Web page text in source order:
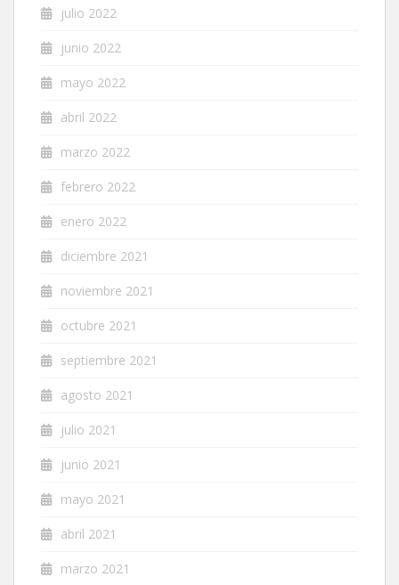
julio 2022
junio 2022
mayo 2022
abril 2022
marzo 2022
febrero 2022
enero 2022
diciembre 2021
noviembre 2021
octubre 2021
septiembre 2021
agosto 2021
julio 2021
junio 2021
mayo 2021
abril 2021
marzo 2021